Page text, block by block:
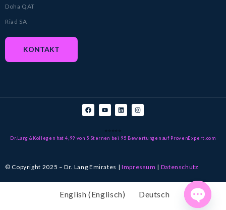
Doha QAT
Riad SA
KONTAKT
⭐⭐⭐⭐⭐
Dr.Lang &Kollegen hat 4,99 von 5 Sternen bei 95 Bewertungen auf ProvenExpert.com
© Copyright 2025 – Dr. Lang Emirates | Impressum | Datenschutz
KONTAKT
English (Englisch) Deutsch